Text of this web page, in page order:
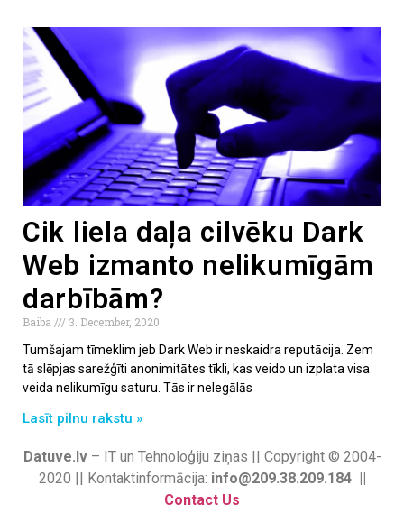
Cik liela daļa cilvēku Dark
Web izmanto nelikumīgām
darbībām?
Baiba
3. December, 2020
Tumšajam tīmeklim jeb Dark Web ir neskaidra reputācija. Zem
tā slēpjas sarežģīti anonimitātes tīkli, kas veido un izplata visa
veida nelikumīgu saturu. Tās ir nelegālās
Lasīt pilnu rakstu »
Datuve.lv– IT un Tehnoloģiju ziņas || Copyright © 2004-
2020 || Kontaktinformācija: info@209.38.209.184 ||
Contact Us